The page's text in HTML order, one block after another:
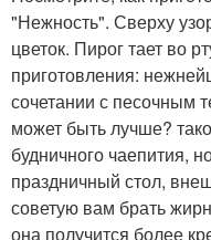
"Нежность". Сверху
цветок. Пирог тает во
приготовления:
сочетании с песочным
может быть лучше?
будничного чаепития,
праздничный стол,
советую вам брать
она получится более